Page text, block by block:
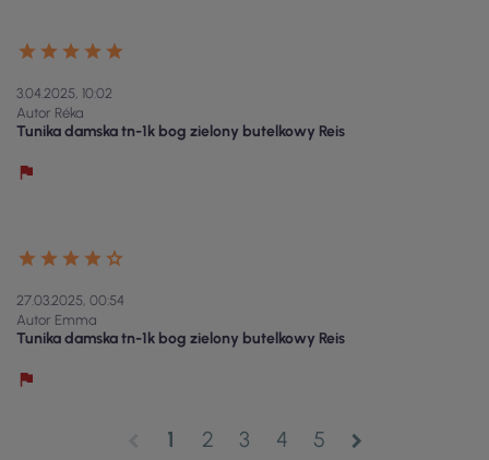
3.04.2025, 10:02
Autor Réka
Tunika damska tn-1k bog zielony butelkowy Reis
27.03.2025, 00:54
Autor Emma
Tunika damska tn-1k bog zielony butelkowy Reis
1 2 3 4 5 chevron_right